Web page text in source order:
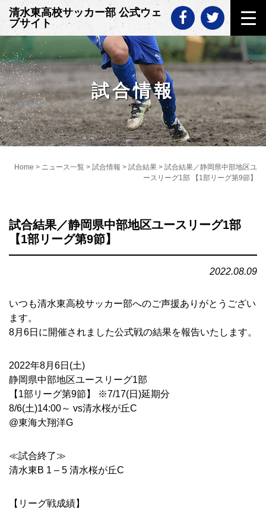
Skip
to
content
清水東高校サッカー部 公式ウェ
ブサイト
試合情報
Home > ニュース一覧 > 試合情報 > 試合結果 > 試合結果／静岡県中部地区ユ
ースリーグ1部 【1部リーグ第9節】
試合結果／静岡県中部地区ユースリーグ1部
【1部リーグ第9節】
2022.08.09
いつも清水東高校サッカー部へのご声援ありがとうござい
ます。
8月6日に開催されました公式戦の結果を報告いたします。
2022年8月6日(土)
静岡県中部地区ユースリーグ1部
【1部リーグ第9節】 ※7/17(日)延期分
8/6(土)14:00～ vs清水桜が丘C
@東海大翔洋G
≪試合終了≫
清水東B 1 – 5 清水桜が丘C
【リーグ戦成績】